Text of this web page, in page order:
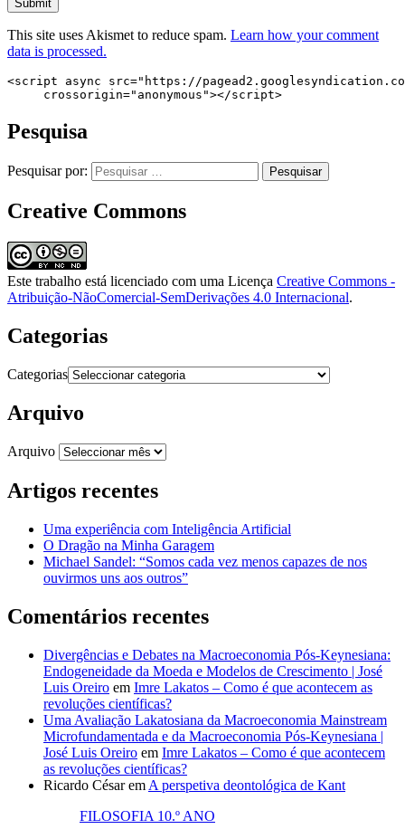
This site uses Akismet to reduce spam. Learn how your comment
data is processed.
<script async src="https://
     crossorigin="anonymous"></script>
Pesquisa
Pesquisar por:
Creative Commons
Este trabalho está licenciado com uma Licença Creative Commons -
Atribuição-NãoComercial-SemDerivações 4.0 Internacional.
Categorias
Categorias
Arquivo
Arquivo
Artigos recentes
Uma experiência com Inteligência Artificial
O Dragão na Minha Garagem
Michael Sandel: “Somos cada vez menos capazes de nos
ouvirmos uns aos outros”
Comentários recentes
Divergências e Debates na Macroeconomia Pós-Keynesiana:
Endogeneidade da Moeda e Modelos de Crescimento | José
Luis Oreiro em Imre Lakatos – Como é que acontecem as
revoluções científicas?
Uma Avaliação Lakatosiana da Macroeconomia Mainstream
Microfundamentada e da Macroeconomia Pós-Keynesiana |
José Luis Oreiro em Imre Lakatos – Como é que acontecem
as revoluções científicas?
Ricardo Césarem A perspetiva deontológica de Kant
FILOSOFIA 10.º ANO